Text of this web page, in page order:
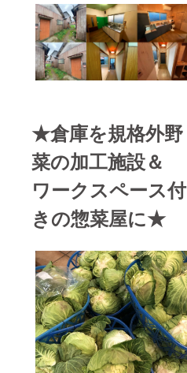
★倉庫を規格外野
菜の加工施設＆
ワークスペース付
きの惣菜屋に★